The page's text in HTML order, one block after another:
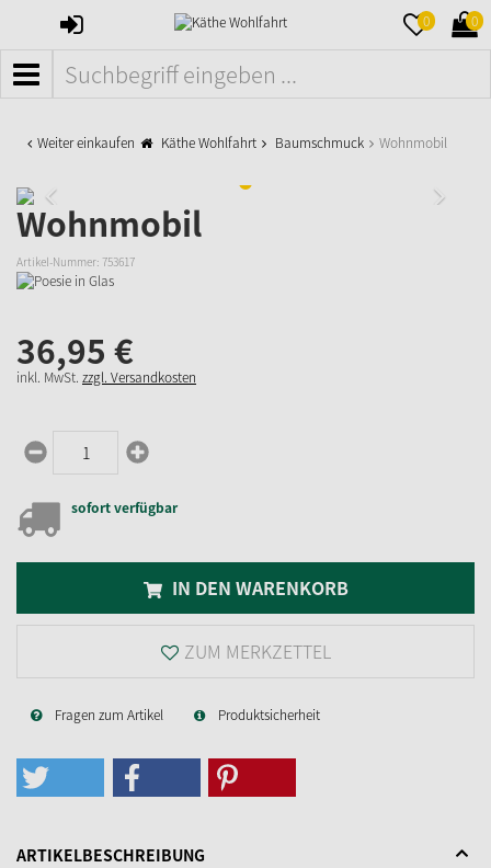
ANMELDEN 0 0
MENÜ
Weiter einkaufen Käthe Wohlfahrt Baumschmuck Wohnmobil
Wohnmobil
Artikel-Nummer: 753617
36,95 €
inkl. MwSt. zzgl. Versandkosten
sofort verfügbar
IN DEN WARENKORB
ZUM MERKZETTEL
Fragen zum Artikel Produktsicherheit
ARTIKELBESCHREIBUNG